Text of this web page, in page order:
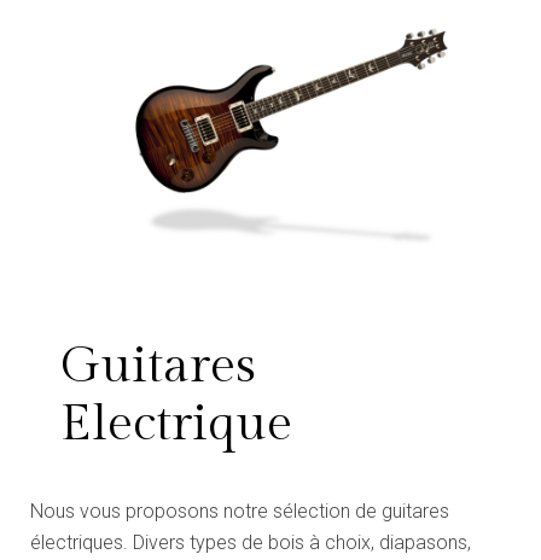
Guitares
Electrique
Nous vous proposons notre sélection de guitares
électriques. Divers types de bois à choix, diapasons,